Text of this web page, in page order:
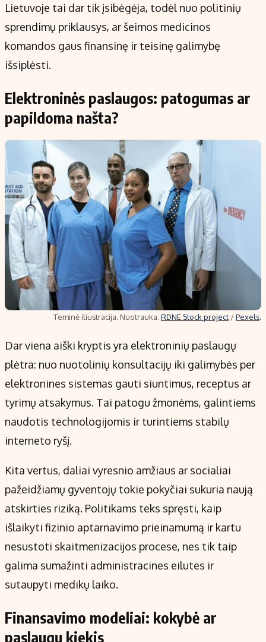
Lietuvoje tai dar tik įsibėgėja, todėl nuo politinių
sprendimų priklausys, ar šeimos medicinos
komandos gaus finansinę ir teisinę galimybę
išsiplėsti.
Elektroninės paslaugos: patogumas ar
papildoma našta?
Teminė iliustracija. Nuotrauka: RDNE Stock project /Pexels.
Dar viena aiški kryptis yra elektroninių paslaugų
plėtra: nuo nuotolinių konsultacijų iki galimybės per
elektronines sistemas gauti siuntimus, receptus ar
tyrimų atsakymus. Tai patogu žmonėms, galintiems
naudotis technologijomis ir turintiems stabilų
interneto ryšį.
Kita vertus, daliai vyresnio amžiaus ar socialiai
pažeidžiamų gyventojų tokie pokyčiai sukuria naują
atskirties riziką. Politikams teks spręsti, kaip
išlaikyti fizinio aptarnavimo prieinamumą ir kartu
nesustoti skaitmenizacijos procese, nes tik taip
galima sumažinti administracines eilutes ir
sutaupyti medikų laiko.
Finansavimo modeliai: kokybė ar
paslaugų kiekis